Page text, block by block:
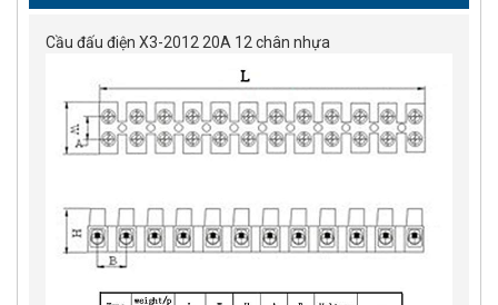
Cầu đấu điện X3-2012 20A 12 chân nhựa